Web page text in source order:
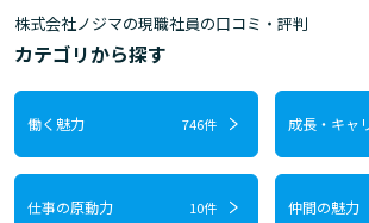
株式会社ノジマの現職社員の口コミ・評判
カテゴリから探す
働く魅力 746件 成長・キャ
仕事の原動力 10件 仲間の魅力